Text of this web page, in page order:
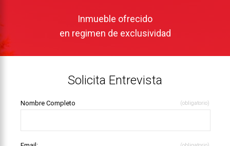
Inmueble ofrecido
en regimen de exclusividad
Solicita Entrevista
Nombre Completo (obligatorio)